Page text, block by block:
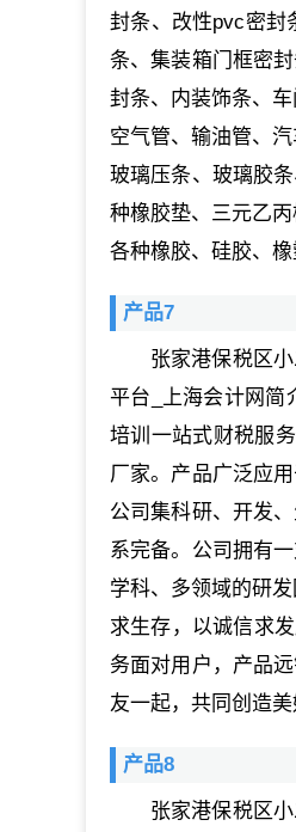
封条、改性pvc密封
条、集装箱门框密
封条、内装饰条、
空气管、输油管、
玻璃压条、玻璃胶
种橡胶垫、三元乙
各种橡胶、硅胶、橡
产品7
张家港保税区
平台_上海会计网简
培训一站式财税服
厂家。产品广泛应
公司集科研、开发
系完备。公司拥有
学科、多领域的研
求生存，以诚信求
务面对用户，产品
友一起，共同创造美
产品8
张家港保税区